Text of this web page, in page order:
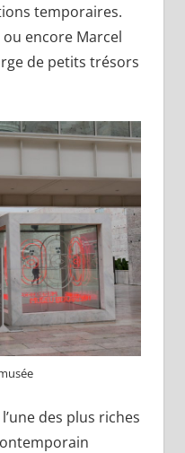
temporaires.
encore Marcel
de petits trésors
des plus riches